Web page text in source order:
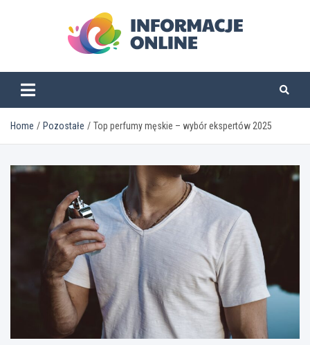
informacjeonline.pl
Home Pozostałe Top perfumy męskie – wybór ekspertów 2025